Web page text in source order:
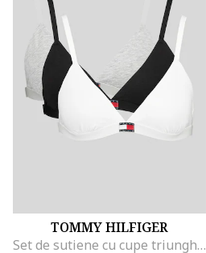
TOMMY HILFIGER
Set de sutiene cu cupe triunghiulare si detaliu logo - 3 perechi, Alb/Negru/Gri melange